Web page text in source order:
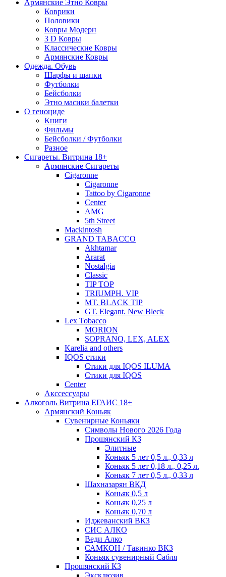
Армянские Этно Ковры
Коврики
Половики
Ковры Модерн
3 D Ковры
Классические Ковры
Армянские Ковры
Одежда. Обувь
Шарфы и шапки
Футболки
Бейсболки
Этно масики балетки
О геноциде
Книги
Фильмы
Бейсболки / Футболки
Разное
Сигареты. Витрина 18+
Армянские Сигареты
Cigaronne
Cigaronne
Tattoo by Cigaronne
Center
AMG
5th Street
Mackintosh
GRAND TABACCO
Akhtamar
Ararat
Nostalgia
Classic
TIP TOP
TRIUMPH. VIP
MT. BLACK TIP
GT. Elegant. New Bleck
Lex Tobacco
MORION
SOPRANO, LEX, ALEX
Karelia and others
IQOS стики
Стики для IQOS ILUMA
Стики для IQOS
Сenter
Акссессуары
Алкоголь Витрина ЕГАИС 18+
Армянский Коньяк
Сувенирные Коньяки
Символы Нового 2026 Года
Прошянский КЗ
Элитные
Коньяк 5 лет 0,5 л., 0,33 л
Коньяк 5 лет 0,18 л., 0,25 л.
Коньяк 7 лет 0,5 л., 0,33 л
Шахназарян ВКД
Коньяк 0,5 л
Коньяк 0,25 л
Коньяк 0,70 л
Иджеванский ВКЗ
СИС АЛКО
Веди Алко
САМКОН / Тавинко ВКЗ
Коньяк сувенирный Сабля
Прошянский КЗ
Эксклюзив